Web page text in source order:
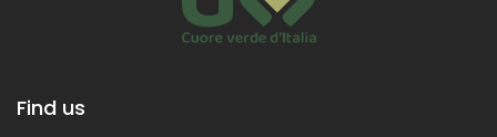
Find us